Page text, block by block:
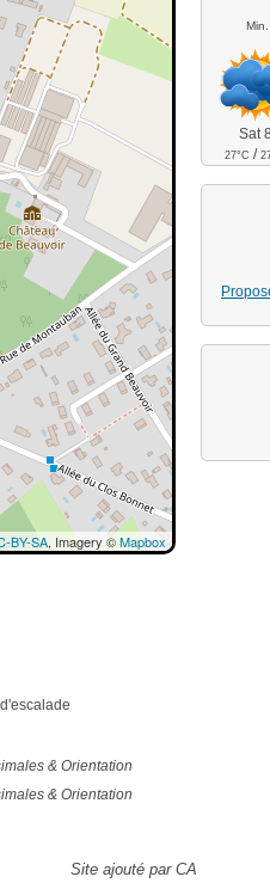
BY-SA, Imagery ©Mapbox
& Orientation
& Orientation
Site ajouté par CA
Min.
Sat 8
27°C /